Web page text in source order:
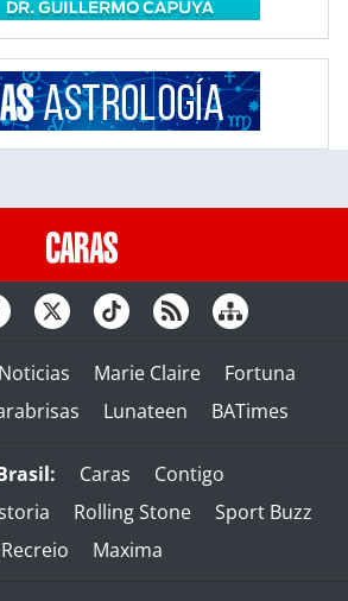
Noticias Marie Claire
Fortuna
Lunateen BATimes
Caras
Contigo
Rolling Stone
Sport Buzz
Recreio
Maxima